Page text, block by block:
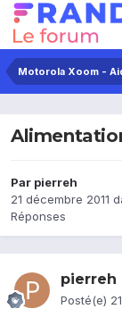
Motorola Xoom -
Par pierreh
21 décembre 2011
Réponses
pierreh
Posté(e)